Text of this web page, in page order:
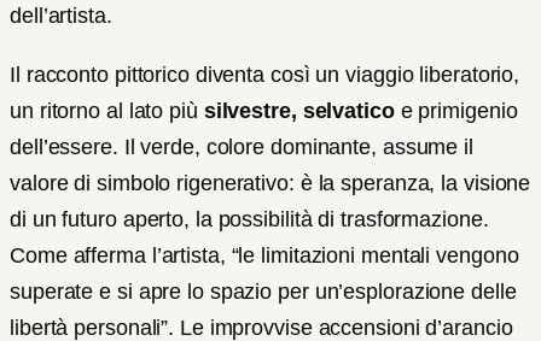
dell’artista.
Il racconto pittorico diventa così un viaggio liberatorio,
un ritorno al lato più silvestre, selvaticoe primigenio
dell’essere. Il verde, colore dominante, assume il
valore di simbolo rigenerativo: è la speranza, la visione
di un futuro aperto, la possibilità di trasformazione.
Come afferma l’artista, “le limitazioni mentali vengono
superate e si apre lo spazio per un’esplorazione delle
libertà personali”. Le improvvise accensioni d’arancio